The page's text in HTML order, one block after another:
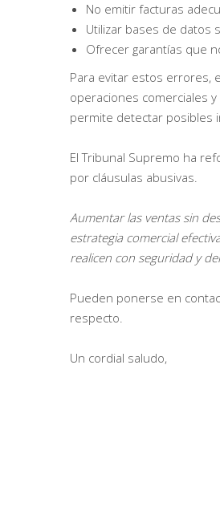
No emitir facturas
Utilizar bases de datos
Ofrecer garantías que
Para evitar estos errores,
operaciones comerciales
permite detectar posibles
El Tribunal Supremo ha
por cláusulas abusivas.
Aumentar las ventas sin
estrategia comercial
realicen con seguridad y
Pueden ponerse en
respecto.
Un cordial saludo,